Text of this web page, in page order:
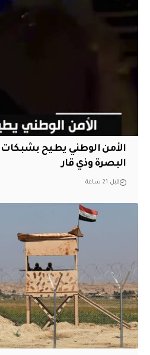
الأمن الوطني يطيح
البصرة وذي قار
قبل 21 ساعة